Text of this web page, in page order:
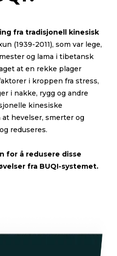
fra tradisjonell kinesisk
(1939-2011), som var lege,
og lama i tibetansk
at en rekke plager
i kroppen fra stress,
i nakke, rygg og andre
kinesiske
hevelser, smerter og
reduseres.
for å redusere disse
fra BUQI-systemet.